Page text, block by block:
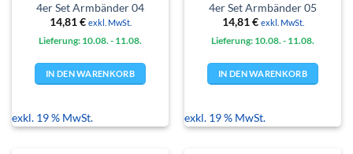
4er Set Armbänder 04
14,81€ exkl. MwSt.
Lieferung: 10.08. - 11.08.
IN DEN WARENKORB
exkl. 19 % MwSt.
4er Set Armbänder 05
14,81€ exkl. MwSt.
Lieferung: 10.08. - 11.08.
IN DEN WARENKORB
exkl. 19 % MwSt.